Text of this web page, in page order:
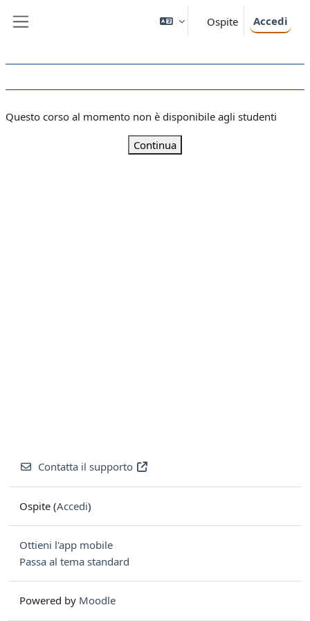
Ospite Accedi
Questo corso al momento non è disponibile agli studenti
Continua
Contatta il supporto
Ospite (Accedi)
Ottieni l'app mobile
Passa al tema standard
Powered by Moodle